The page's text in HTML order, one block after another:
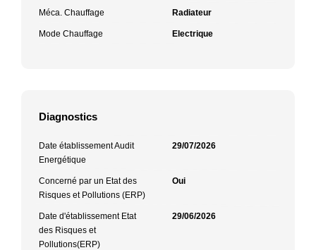
Méca. Chauffage Radiateur
Mode Chauffage Electrique
Diagnostics
Date établissement Audit
Energétique
29/07/2026
Concerné par un Etat des
Risques et Pollutions (ERP)
Oui
Date d'établissement Etat
des Risques et
Pollutions(ERP)
29/06/2026